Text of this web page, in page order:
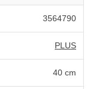
3564790
PLUS
40 cm